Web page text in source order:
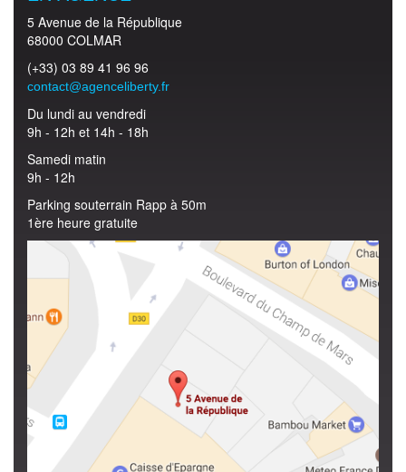
5 Avenue de la République
68000 COLMAR
(+33) 03 89 41 96 96
contact@agenceliberty.fr
Du lundi au vendredi
9h - 12h et 14h - 18h
Samedi matin
9h - 12h
Parking souterrain Rapp à 50m
1ère heure gratuite